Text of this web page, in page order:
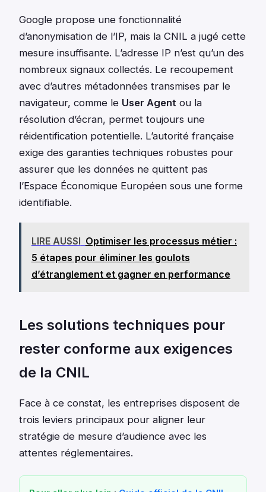
Google propose une fonctionnalité
d’anonymisation de l’IP, mais la CNIL a jugé cette
mesure insuffisante. L’adresse IP n’est qu’un des
nombreux signaux collectés. Le recoupement
avec d’autres métadonnées transmises par le
navigateur, comme le User Agent ou la
résolution d’écran, permet toujours une
réidentification potentielle. L’autorité française
exige des garanties techniques robustes pour
assurer que les données ne quittent pas
l’Espace Économique Européen sous une forme
identifiable.
LIRE AUSSI Optimiser les processus métier :
5 étapes pour éliminer les goulots
d’étranglement et gagner en performance
Les solutions techniques pour
rester conforme aux exigences
de la CNIL
Face à ce constat, les entreprises disposent de
trois leviers principaux pour aligner leur
stratégie de mesure d’audience avec les
attentes réglementaires.